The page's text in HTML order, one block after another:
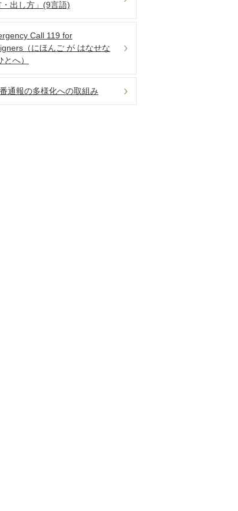
・出し方」(9言語)
Call 119 for
（にほんご が はなせな
とへ）
通報の多様化への取組み